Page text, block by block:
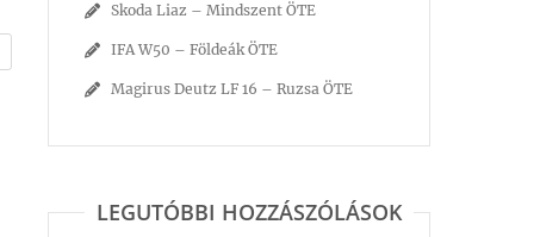
Skoda Liaz – Mindszent ÖTE
IFA W50 – Földeák ÖTE
Magirus Deutz LF 16 – Ruzsa ÖTE
LEGUTÓBBI HOZZÁSZÓLÁSOK